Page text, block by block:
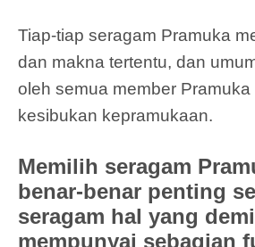
Tiap-tiap seragam Pramuka
dan makna tertentu, dan
oleh semua member
kesibukan kepramukaan.
Memilih seragam
benar-benar penting
seragam hal yang
mempunyai sebagian